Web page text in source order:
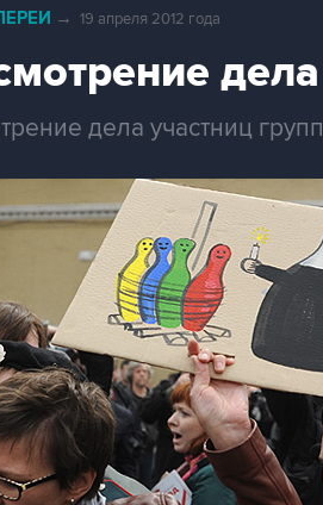
→ 19 апреля 2012 года
дела участниц